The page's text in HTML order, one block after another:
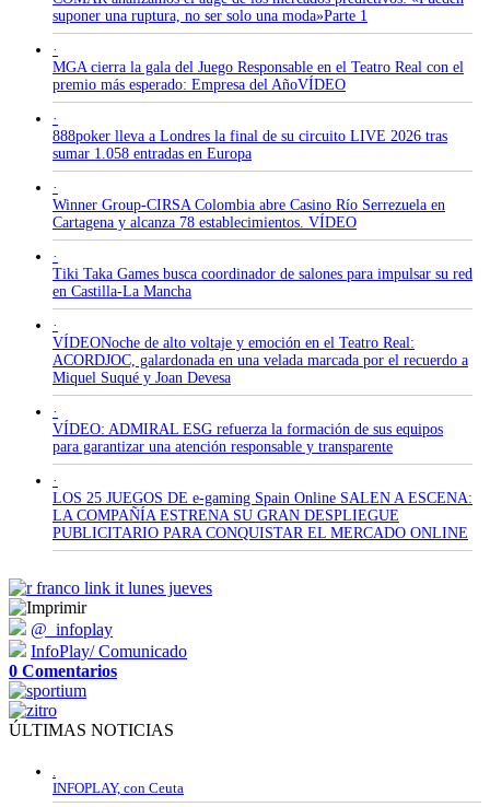
suponer una ruptura, no ser solo una moda»Parte 1
·
MGA cierra la gala del Juego Responsable en el Teatro Real con el
premio más esperado: Empresa del AñoVÍDEO
·
888poker lleva a Londres la final de su circuito LIVE 2026 tras
sumar 1.058 entradas en Europa
·
Winner Group-CIRSA Colombia abre Casino Río Serrezuela en
Cartagena y alcanza 78 establecimientos. VÍDEO
·
Tiki Taka Games busca coordinador de salones para impulsar su red
en Castilla-La Mancha
·
VÍDEONoche de alto voltaje y emoción en el Teatro Real:
ACORDJOC, galardonada en una velada marcada por el recuerdo a
Miquel Suqué y Joan Devesa
·
VÍDEO: ADMIRAL ESG refuerza la formación de sus equipos
para garantizar una atención responsable y transparente
·
LOS 25 JUEGOS DE e-gaming Spain Online SALEN A ESCENA:
LA COMPAÑÍA ESTRENA SU GRAN DESPLIEGUE
PUBLICITARIO PARA CONQUISTAR EL MERCADO ONLINE
@_infoplay
InfoPlay/ Comunicado
0 Comentarios
ÚLTIMAS NOTICIAS
.
INFOPLAY, con Ceuta